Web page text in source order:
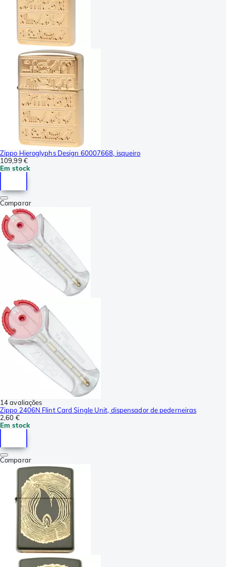
Zippo Hieroglyphs Design 60007668, isqueiro
109,99 €
Em stock
Comparar
14 avaliações
Zippo 2406N Flint Card Single Unit, dispensador de pederneiras
2,60 €
Em stock
Comparar